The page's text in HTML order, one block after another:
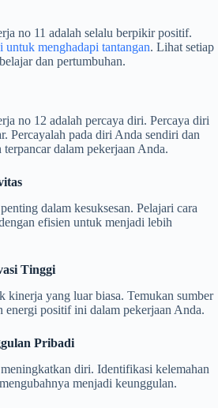
no 11 adalah selalu berpikir positif.
menghadapi tantangan. Lihat setiap
dan pertumbuhan.
no 12 adalah percaya diri. Percaya diri
Percayalah pada diri Anda sendiri dan
dalam pekerjaan Anda.
dalam kesuksesan. Pelajari cara
efisien untuk menjadi lebih
Tinggi
kinerja yang luar biasa. Temukan sumber
energi positif ini dalam pekerjaan Anda.
Pribadi
diri. Identifikasi kelemahan
menjadi keunggulan.